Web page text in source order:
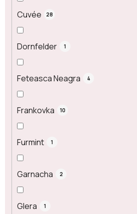
Cuvée 28
Dornfelder 1
Feteasca Neagra 4
Frankovka 10
Furmint 1
Garnacha 2
Glera 1